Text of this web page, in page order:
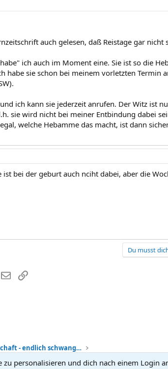
auch gelesen, daß Reistage gar nicht
ich auch im Moment eine. Sie ist so die
habe sie schon bei meinem vorletzten Termin
ich kann sie jederzeit anrufen. Der Witz ist
sie wird nicht bei meiner Entbindung dabei
welche Hebamme das macht, ist dann
ist bei der geburt auch nciht dabei, aber die
Du musst
E-MailLink
Meine Schwangerschaft - endlich schwanger
zu personalisieren und dich nach einem Login